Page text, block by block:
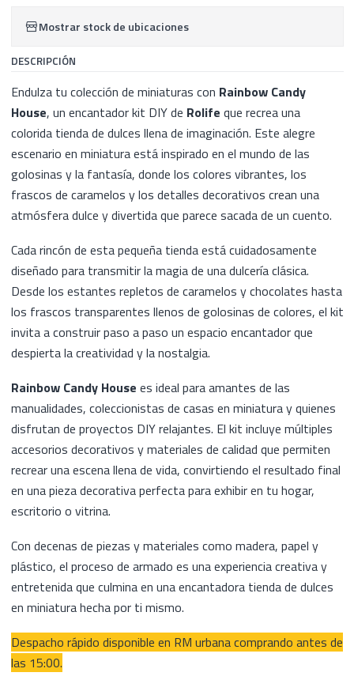
Mostrar stock de ubicaciones
DESCRIPCIÓN
Endulza tu colección de miniaturas con Rainbow Candy
House, un encantador kit DIY de Rolife que recrea una
colorida tienda de dulces llena de imaginación. Este alegre
escenario en miniatura está inspirado en el mundo de las
golosinas y la fantasía, donde los colores vibrantes, los
frascos de caramelos y los detalles decorativos crean una
atmósfera dulce y divertida que parece sacada de un cuento.
Cada rincón de esta pequeña tienda está cuidadosamente
diseñado para transmitir la magia de una dulcería clásica.
Desde los estantes repletos de caramelos y chocolates hasta
los frascos transparentes llenos de golosinas de colores, el kit
invita a construir paso a paso un espacio encantador que
despierta la creatividad y la nostalgia.
Rainbow Candy House es ideal para amantes de las
manualidades, coleccionistas de casas en miniatura y quienes
disfrutan de proyectos DIY relajantes. El kit incluye múltiples
accesorios decorativos y materiales de calidad que permiten
recrear una escena llena de vida, convirtiendo el resultado final
en una pieza decorativa perfecta para exhibir en tu hogar,
escritorio o vitrina.
Con decenas de piezas y materiales como madera, papel y
plástico, el proceso de armado es una experiencia creativa y
entretenida que culmina en una encantadora tienda de dulces
en miniatura hecha por ti mismo.
Despacho rápido disponible en RM urbana comprando antes de
las 15:00.